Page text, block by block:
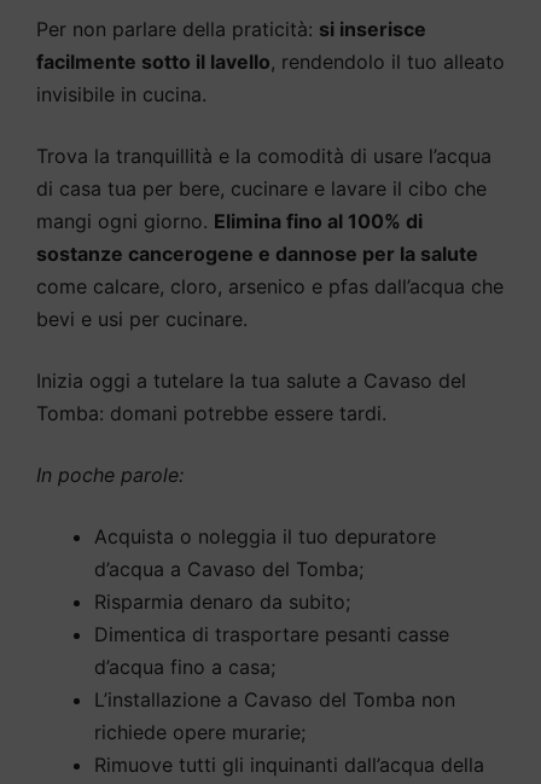
Per non parlare della praticità: si inserisce
facilmente sotto il lavello, rendendolo il tuo alleato
invisibile in cucina.
Trova la tranquillità e la comodità di usare l’acqua
di casa tua per bere, cucinare e lavare il cibo che
mangi ogni giorno. Elimina fino al 100% di
sostanze cancerogene e dannose per la salute
come calcare, cloro, arsenico e pfas dall’acqua che
bevi e usi per cucinare.
Inizia oggi a tutelare la tua salute a Cavaso del
Tomba: domani potrebbe essere tardi.
In poche parole:
Acquista o noleggia il tuo depuratore
d’acqua a Cavaso del Tomba;
Risparmia denaro da subito;
Dimentica di trasportare pesanti casse
d’acqua fino a casa;
L’installazione a Cavaso del Tomba non
richiede opere murarie;
Rimuove tutti gli inquinanti dall’acqua della